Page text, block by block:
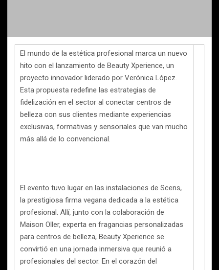
El mundo de la estética profesional marca un nuevo
hito con el lanzamiento de Beauty Xperience, un
proyecto innovador liderado por Verónica López.
Esta propuesta redefine las estrategias de
fidelización en el sector al conectar centros de
belleza con sus clientes mediante experiencias
exclusivas, formativas y sensoriales que van mucho
más allá de lo convencional.
El evento tuvo lugar en las instalaciones de Scens,
la prestigiosa firma vegana dedicada a la estética
profesional. Allí, junto con la colaboración de
Maison Oller, experta en fragancias personalizadas
para centros de belleza, Beauty Xperience se
convirtió en una jornada inmersiva que reunió a
profesionales del sector. En el corazón del